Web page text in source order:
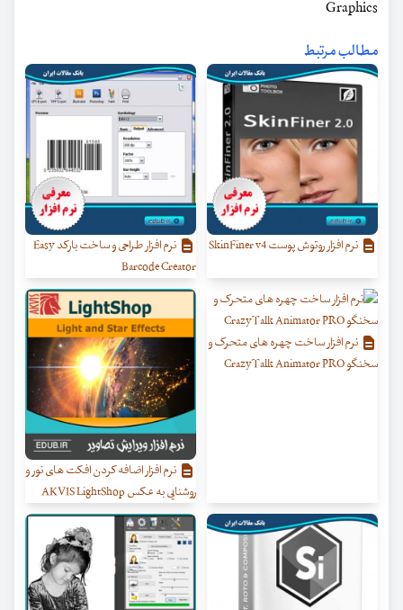
Graphics
مطالب مرتبط
نرم افزار روتوش پوست SkinFiner v4
نرم افزار طراحی و ساخت بارکد Easy
Barcode Creator
نرم افزار ساخت چهره های متحرک و
سخنگو CrazyTalk Animator PRO
نرم افزار اضافه کردن افکت های نور و
روشنایی به عکس AKVIS LightShop